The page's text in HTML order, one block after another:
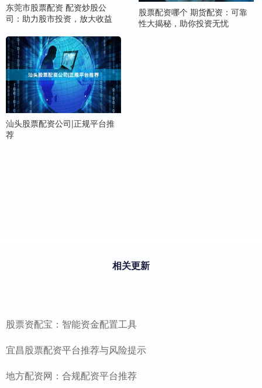
东莞市股票配资 配资炒股公
司：助力股市投资，放大收益
股票配资哪个 期货配资：可靠
性大揭秘，助你投资无忧
汕头股票配资公司|正规平台推
荐
相关更新
股票资配宝：智能资金配置工具
宜昌股票配资平台推荐与风险提示
地方配资网：合规配资平台推荐